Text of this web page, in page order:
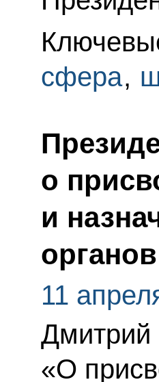
сфера,
о
и
11
Дмитрий
«О